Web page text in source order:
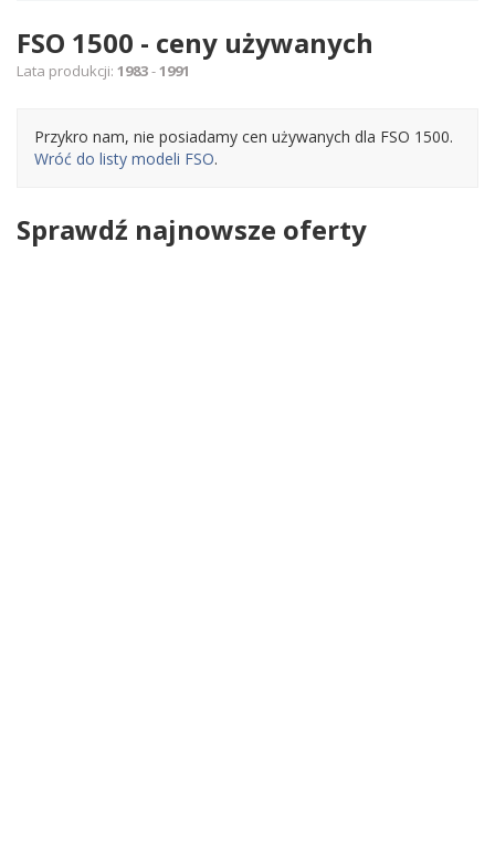
FSO 1500 - ceny używanych
Lata produkcji: 1983-1991
Przykro nam, nie posiadamy cen używanych dla FSO 1500.
Wróć do listy modeli FSO.
Sprawdź najnowsze oferty